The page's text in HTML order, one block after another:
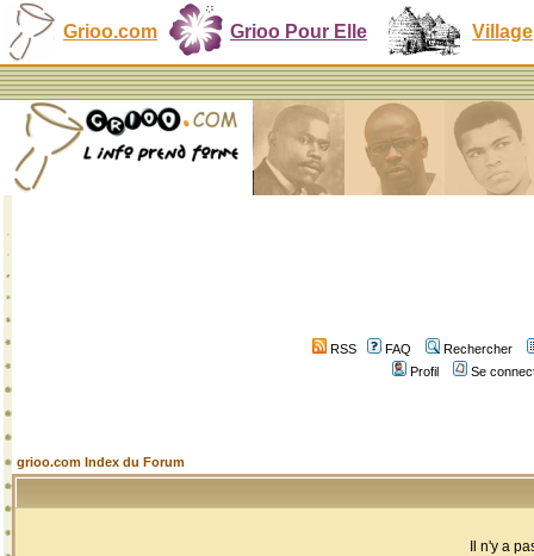
Grioo.com Grioo Pour Elle Village
RSS FAQ
Rechercher
Profil
Se
grioo.com Index du Forum
Il n'y a